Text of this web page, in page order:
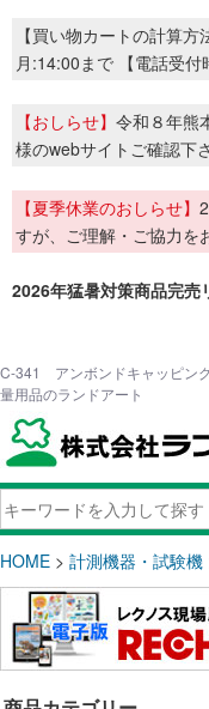
【買い物カートの計算
月:14:00まで 【電話受
【おしらせ】 令和８年熊
様のwebサイトご確認下さ
【夏季休業のおしらせ】
すが、ご理解・ご協力を
2026年猛暑対策商品完売
C-341 アンボンドキャッピン
量用品のランドアート
HOME > 計測機器・試験機